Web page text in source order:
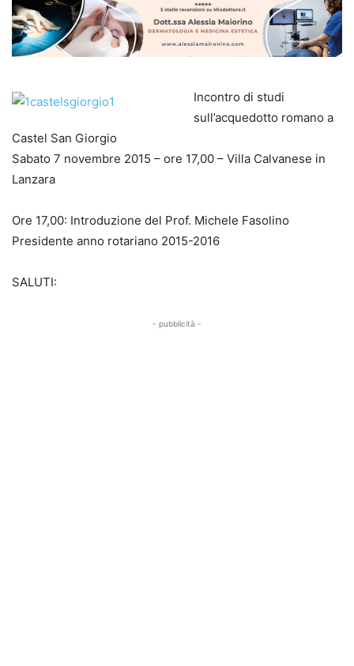
Incontro di studi
sull’acquedotto romano a
Castel San Giorgio
Sabato 7 novembre 2015 – ore 17,00 – Villa Calvanese in
Lanzara
Ore 17,00: Introduzione del Prof. Michele Fasolino
Presidente anno rotariano 2015-2016
SALUTI:
- pubblicità -